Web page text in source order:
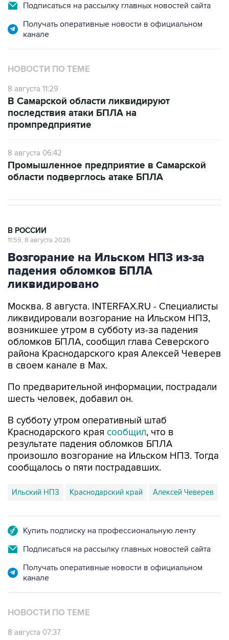
Подписаться на рассылку главных новостей сайта
Получать оперативные новости в официальном
канале
НОВОСТИ ПО ТЕМЕ
8 августа 11:29
В Самарской области ликвидируют
последствия атаки БПЛА на
промпредприятие
8 августа 06:42
Промышленное предприятие в Самарской
области подверглось атаке БПЛА
В РОССИИ
11:59, 8 августа 2026
Возгорание на Ильском НПЗ из-за
падения обломков БПЛА
ликвидировано
Москва. 8 августа. INTERFAX.RU - Специалисты
ликвидировали возгорание на Ильском НПЗ,
возникшее утром в субботу из-за падения
обломков БПЛА, сообщил глава Северского
района Краснодарского края Алексей Чеверев
в своем канале в Max.
По предварительной информации, пострадали
шесть человек, добавил он.
В субботу утром оперативный штаб
Краснодарского края сообщил, что в
результате падения обломков БПЛА
произошло возгорание на Ильском НПЗ. Тогда
сообщалось о пяти пострадавших.
Ильский НПЗ Краснодарский край Алексей Чеверев
Купить подписку на профессиональную ленту
Подписаться на рассылку главных новостей сайта
Получать оперативные новости в официальном
канале
НОВОСТИ ПО ТЕМЕ
8 августа 07:37